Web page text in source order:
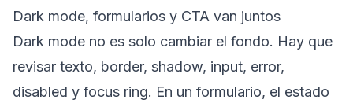
Dark mode, formularios y CTA van juntos
Dark mode no es solo cambiar el fondo. Hay que
revisar texto, border, shadow, input, error,
disabled y focus ring. En un formulario, el estado